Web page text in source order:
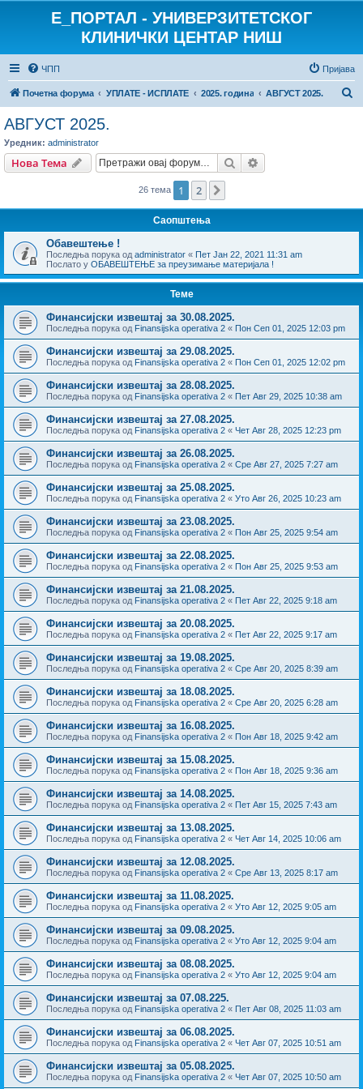
E_ПОРТАЛ - УНИВЕРЗИТЕТСКОГ
КЛИНИЧКИ ЦЕНТАР НИШ
ЧПП Пријава
Почетна форума УПЛАТЕ - ИСПЛАТЕ 2025. година АВГУСТ 2025.
г
АВГУСТ 2025.
Уредник: administrator
Нова Тема Претрага
26 тема 1 2
Саопштења
Обавештење !
Последња порука од administrator « Пет Јан 22, 2021 11:31 am
Послато у ОБАВЕШТЕЊЕ за преузимање материјала !
Теме
Финансијски извештај за 30.08.2025.
Последња порука од Finansijska operativa 2 « Пон Сеп 01, 2025 12:03 pm
Финансијски извештај за 29.08.2025.
Последња порука од Finansijska operativa 2 « Пон Сеп 01, 2025 12:02 pm
Финансијски извештај за 28.08.2025.
Последња порука од Finansijska operativa 2 « Пет Авг 29, 2025 10:38 am
Финансијски извештај за 27.08.2025.
Последња порука од Finansijska operativa 2 « Чет Авг 28, 2025 12:23 pm
Финансијски извештај за 26.08.2025.
Последња порука од Finansijska operativa 2 « Сре Авг 27, 2025 7:27 am
Финансијски извештај за 25.08.2025.
Последња порука од Finansijska operativa 2 « Уто Авг 26, 2025 10:23 am
Финансијски извештај за 23.08.2025.
Последња порука од Finansijska operativa 2 « Пон Авг 25, 2025 9:54 am
Финансијски извештај за 22.08.2025.
Последња порука од Finansijska operativa 2 « Пон Авг 25, 2025 9:53 am
Финансијски извештај за 21.08.2025.
Последња порука од Finansijska operativa 2 « Пет Авг 22, 2025 9:18 am
Финансијски извештај за 20.08.2025.
Последња порука од Finansijska operativa 2 « Пет Авг 22, 2025 9:17 am
Финансијски извештај за 19.08.2025.
Последња порука од Finansijska operativa 2 « Сре Авг 20, 2025 8:39 am
Финансијски извештај за 18.08.2025.
Последња порука од Finansijska operativa 2 « Сре Авг 20, 2025 6:28 am
Финансијски извештај за 16.08.2025.
Последња порука од Finansijska operativa 2 « Пон Авг 18, 2025 9:42 am
Финансијски извештај за 15.08.2025.
Последња порука од Finansijska operativa 2 « Пон Авг 18, 2025 9:36 am
Финансијски извештај за 14.08.2025.
Последња порука од Finansijska operativa 2 « Пет Авг 15, 2025 7:43 am
Финансијски извештај за 13.08.2025.
Последња порука од Finansijska operativa 2 « Чет Авг 14, 2025 10:06 am
Финансијски извештај за 12.08.2025.
Последња порука од Finansijska operativa 2 « Сре Авг 13, 2025 8:17 am
Финансијски извештај за 11.08.2025.
Последња порука од Finansijska operativa 2 « Уто Авг 12, 2025 9:05 am
Финансијски извештај за 09.08.2025.
Последња порука од Finansijska operativa 2 « Уто Авг 12, 2025 9:04 am
Финансијски извештај за 08.08.2025.
Последња порука од Finansijska operativa 2 « Уто Авг 12, 2025 9:04 am
Финансијски извештај за 07.08.225.
Последња порука од Finansijska operativa 2 « Пет Авг 08, 2025 11:03 am
Финансијски извештај за 06.08.2025.
Последња порука од Finansijska operativa 2 « Чет Авг 07, 2025 10:51 am
Финансијски извештај за 05.08.2025.
Последња порука од Finansijska operativa 2 « Чет Авг 07, 2025 10:50 am